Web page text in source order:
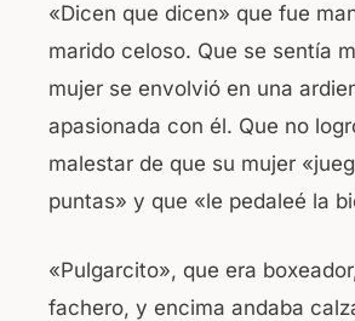
«Dicen que dicen» que fue
marido celoso. Que se sentía
mujer se envolvió en una
apasionada con él. Que no
malestar de que su mujer
puntas» y que «le pedaleé la
«Pulgarcito», que era
fachero, y encima andaba